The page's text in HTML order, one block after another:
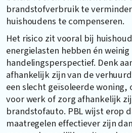
brandstofverbruik te
huishoudens te compenseren.
Het risico zit vooral bij
energielasten hebben én weinig
handelingsperspectief. Denk
afhankelijk zijn van de
een slecht geïsoleerde woning,
voor werk of zorg afhankelijk
brandstofauto. PBL wijst erop
maatregelen effectiever zijn